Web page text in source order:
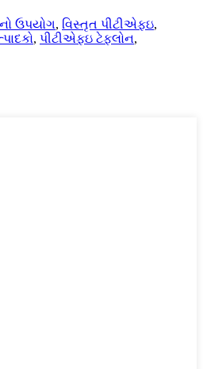
ઉપયોગ, વિસ્તૃત પીટીએફઇ,
, પીટીએફઇ ટેફલોન,